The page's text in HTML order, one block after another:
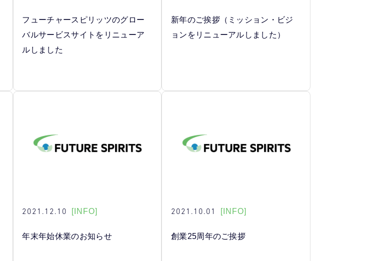
フューチャースピリッツのグロー
バルサービスサイトをリニューア
ルしました
新年のご挨拶（ミッション・ビジ
ョンをリニューアルしました）
2021.12.10 [INFO]
年末年始休業のお知らせ
2021.10.01 [INFO]
創業25周年のご挨拶